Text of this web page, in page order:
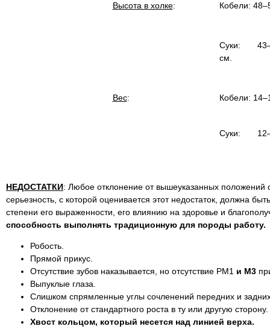
Высота в холке: Кобели:
Суки:
см.
Вес: Кобели:
Суки:
НЕДОСТАТКИ: Любое отклонение от вышеуказанных положений
серьезность, с которой оценивается этот недостаток, должна
степени его выраженности, его влиянию на здоровье и
способность выполнять традиционную для породы работу.
Робость.
Прямой прикус.
Отсутствие зубов наказывается, но отсутствие PM1 и М3
Выпуклые глаза.
Слишком спрямленные углы сочленений передних и
Отклонение от стандартного роста в ту или другую сторону.
Хвост кольцом, который несется над линией верха.